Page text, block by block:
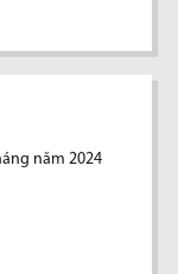
năm 2024